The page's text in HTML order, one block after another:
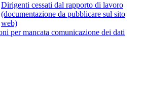
Dirigenti cessati dal rapporto di lavoro
(documentazione da pubblicare sul sito
web)
per mancata comunicazione dei dati